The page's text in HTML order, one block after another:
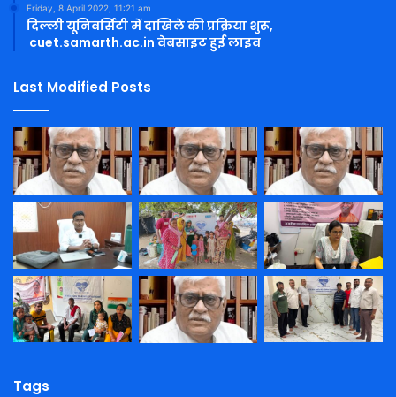
Friday, 8 April 2022, 11:21 am
दिल्ली यूनिवर्सिटी में दाखिले की प्रक्रिया शुरू,
cuet.samarth.ac.in वेबसाइट हुई लाइव
Last Modified Posts
Tags